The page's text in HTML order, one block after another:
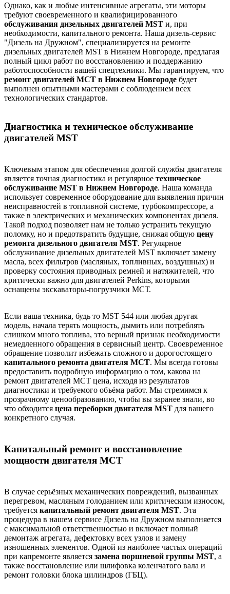
Однако, как и любые интенсивные агрегаты, эти моторы
требуют своевременного и квалифицированного
обслуживания дизельных двигателей MST и, при
необходимости, капитального ремонта. Наша дизель-сервис
"Дизель на Дружном", специализируется на ремонте
дизельных двигателей MST в Нижнем Новгороде, предлагая
полный цикл работ по восстановлению и поддержанию
работоспособности вашей спецтехники. Мы гарантируем, что
ремонт двигателей МСТ в Нижнем Новгороде будет
выполнен опытными мастерами с соблюдением всех
технологических стандартов.
Диагностика и техническое обслуживание
двигателей MST
Ключевым этапом для обеспечения долгой службы двигателя
является точная диагностика и регулярное техническое
обслуживание MST в Нижнем Новгороде. Наша команда
использует современное оборудование для выявления причин
неисправностей в топливной системе, турбокомпрессоре, а
также в электрических и механических компонентах дизеля.
Такой подход позволяет нам не только устранить текущую
поломку, но и предотвратить будущие, снижая общую цену
ремонта дизельного двигателя MST. Регулярное
обслуживание дизельных двигателей MST включает замену
масла, всех фильтров (масляных, топливных, воздушных) и
проверку состояния приводных ремней и натяжителей, что
критически важно для двигателей Perkins, которыми
оснащены экскаваторы-погрузчики МСТ.
Если ваша техника, будь то MST 544 или любая другая
модель, начала терять мощность, дымить или потреблять
слишком много топлива, это верный признак необходимости
немедленного обращения в сервисный центр. Своевременное
обращение позволит избежать сложного и дорогостоящего
капитального ремонта двигателя МСТ. Мы всегда готовы
предоставить подробную информацию о том, какова на
ремонт двигателей МСТ цена, исходя из результатов
диагностики и требуемого объёма работ. Мы стремимся к
прозрачному ценообразованию, чтобы вы заранее знали, во
что обходится цена переборки двигателя MST для вашего
конкретного случая.
Капитальный ремонт и восстановление
мощности двигателя МСТ
В случае серьёзных механических повреждений, вызванных
перегревом, масляным голоданием или критическим износом,
требуется капитальный ремонт двигателя MST. Эта
процедура в нашем сервисе Дизель на Дружном выполняется
с максимальной ответственностью и включает полный
демонтаж агрегата, дефектовку всех узлов и замену
изношенных элементов. Одной из наиболее частых операций
при капремонте является замена поршневой группы MST, а
также восстановление или шлифовка коленчатого вала и
ремонт головки блока цилиндров (ГБЦ).